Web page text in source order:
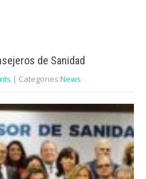
de Sanidad
| Categories:News